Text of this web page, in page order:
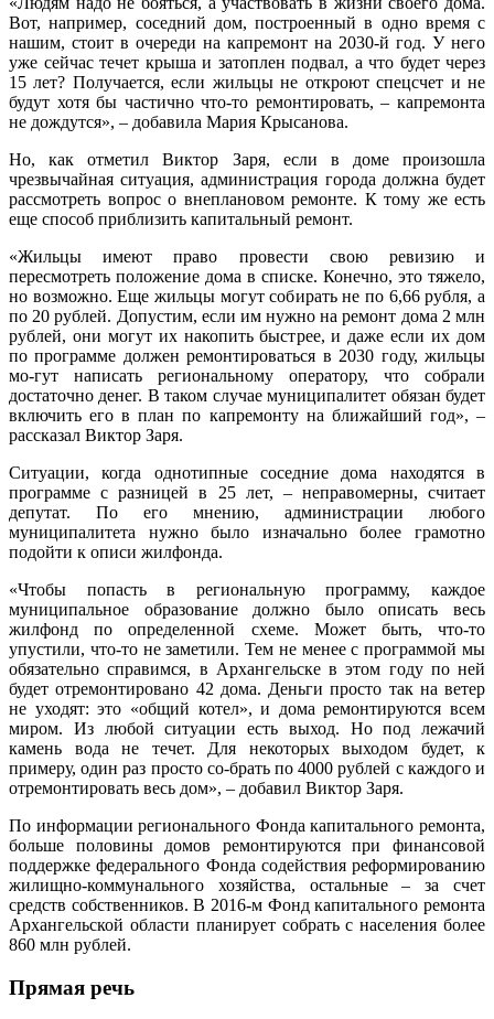
Вот, например, соседний дом, построенный в одно время с
нашим, стоит в очереди на капремонт на 2030-й год. У него
уже сейчас течет крыша и затоплен подвал, а что будет через
15 лет? Получается, если жильцы не откроют спецсчет и не
будут хотя бы частично что-то ремонтировать, – капремонта
не дождутся», – добавила Мария Крысанова.
Но, как отметил Виктор Заря, если в доме произошла
чрезвычайная ситуация, администрация города должна будет
рассмотреть вопрос о внеплановом ремонте. К тому же есть
еще способ приблизить капитальный ремонт.
«Жильцы имеют право провести свою ревизию и
пересмотреть положение дома в списке. Конечно, это тяжело,
но возможно. Еще жильцы могут собирать не по 6,66 рубля, а
по 20 рублей. Допустим, если им нужно на ремонт дома 2 млн
рублей, они могут их накопить быстрее, и даже если их дом
по программе должен ремонтироваться в 2030 году, жильцы
мо-гут написать региональному оператору, что собрали
достаточно денег. В таком случае муниципалитет обязан будет
включить его в план по капремонту на ближайший год», –
рассказал Виктор Заря.
Ситуации, когда однотипные соседние дома находятся в
программе с разницей в 25 лет, – неправомерны, считает
депутат. По его мнению, администрации любого
муниципалитета нужно было изначально более грамотно
подойти к описи жилфонда.
«Чтобы попасть в региональную программу, каждое
муниципальное образование должно было описать весь
жилфонд по определенной схеме. Может быть, что-то
упустили, что-то не заметили. Тем не менее с программой мы
обязательно справимся, в Архангельске в этом году по ней
будет отремонтировано 42 дома. Деньги просто так на ветер
не уходят: это «общий котел», и дома ремонтируются всем
миром. Из любой ситуации есть выход. Но под лежачий
камень вода не течет. Для некоторых выходом будет, к
примеру, один раз просто со-брать по 4000 рублей с каждого и
отремонтировать весь дом», – добавил Виктор Заря.
По информации регионального Фонда капитального ремонта,
больше половины домов ремонтируются при финансовой
поддержке федерального Фонда содействия реформированию
жилищно-коммунального хозяйства, остальные – за счет
средств собственников. В 2016-м Фонд капитального ремонта
Архангельской области планирует собрать с населения более
860 млн рублей.
Прямая речь